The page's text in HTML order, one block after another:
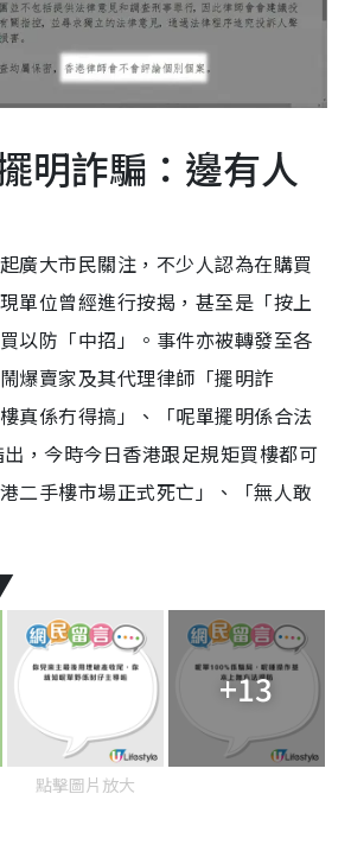
明詐騙：邊有人
廣大市民關注，不少人認為在購買
單位曾經進行按揭，甚至是「按上
以防「中招」。事件亦被轉發至各
爆賣家及其代理律師「擺明詐
真係冇得搞」、「呢單擺明係合法
，今時今日香港跟足規矩買樓都可
二手樓市場正式死亡」、「無人敢
+13
點擊圖片放大